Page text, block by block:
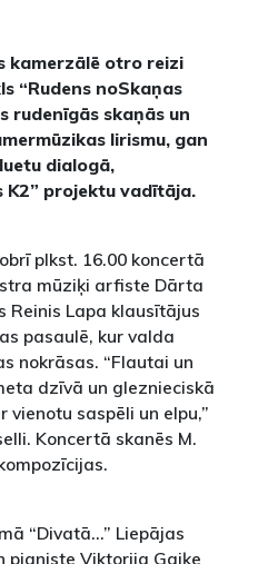
kamerzālē otro reizi
“Rudens noSkaņas
rudenīgās skaņās un
lirismu, gan
dialogā,
K2” projektu vadītāja.
plkst. 16.00 koncertā
mūziķi arfiste Dārta
Lapa klausītājus
pasaulē, kur valda
nokrāsas. “Flautai un
dzīvā un gleznieciskā
saspēli un elpu,”
Koncertā skanēs M.
“Divatā…” Liepājas
pianiste Viktorija Gaiķe